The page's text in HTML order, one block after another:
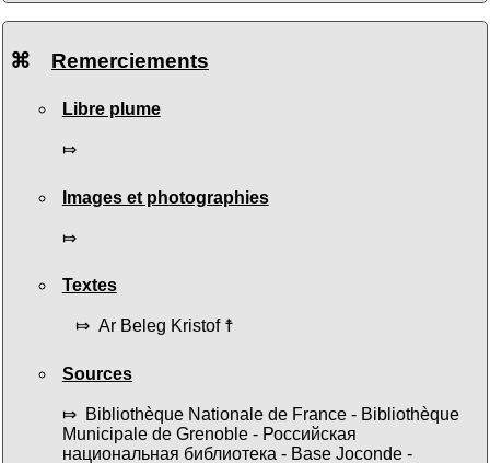
⌘ Remerciements
Libre plume
⤇
Images et photographies
⤇
Textes
⤇ Ar Beleg Kristof ☨
Sources
⤇ Bibliothèque Nationale de France - Bibliothèque
Municipale de Grenoble - Российская
национальная библиотека - Base Joconde -